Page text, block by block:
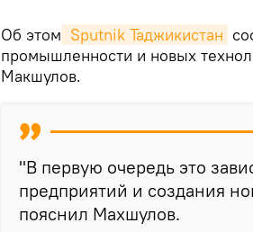
Об этом Sputnik Таджикистан
промышленности и новых
Макшулов.
"В первую очередь это
предприятий и создания
пояснил Махшулов.